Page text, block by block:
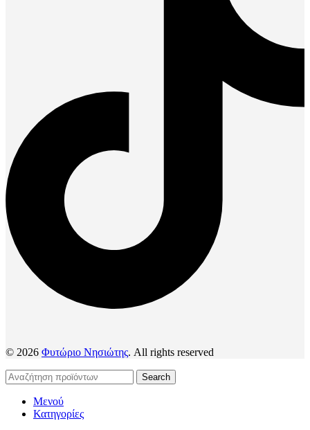
© 2026 Φυτώριο Νησιώτης. All rights reserved
Search
Μενού
Κατηγορίες